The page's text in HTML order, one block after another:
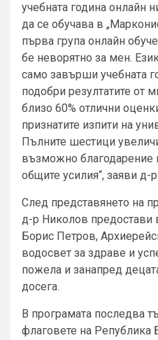
учебната година онлайн
да се обучава в
първа група онлайн
бе неворятно за мен.
само завърши учебната
подобри резултатите от
близо 60% отлични
признатите изпити на
Пълните шестици
възможно благодарение
общите усилия“, заяви д-
След представянето на
д-р Николов предостави
Борис Петров,
водосвет за здраве и
пожела и занапред
досега.
В програмата последва
флаговете на Република